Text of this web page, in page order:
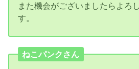
また機会がございましたらよろ
す。
ねこパンクさん